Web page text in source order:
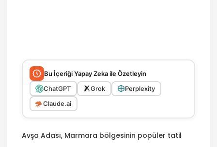
Bu İçeriği Yapay Zeka ile Özetleyin
ChatGPT
Grok
Perplexity
Claude.ai
Avşa Adası, Marmara bölgesinin popüler tatil